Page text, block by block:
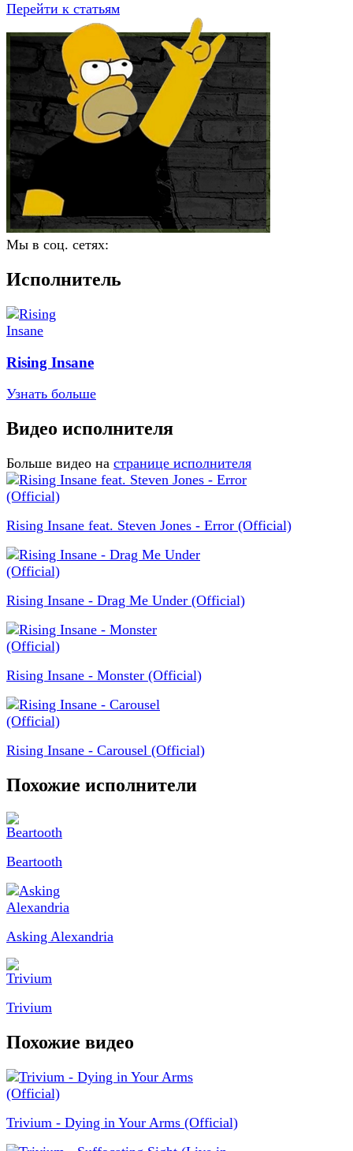
Перейти к статьям
Мы в соц. сетях:
Исполнитель
Rising Insane
Узнать больше
Видео исполнителя
Больше видео на странице исполнителя
Rising Insane feat. Steven Jones - Error (Official)
Rising Insane - Drag Me Under (Official)
Rising Insane - Monster (Official)
Rising Insane - Carousel (Official)
Похожие исполнители
Beartooth
Asking Alexandria
Trivium
Похожие видео
Trivium - Dying in Your Arms (Official)